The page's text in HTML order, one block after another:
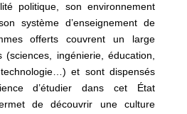
politique, son environnement
système d’enseignement de
offerts couvrent un large
ingénierie, éducation,
et sont dispensés
d’étudier dans cet État
de découvrir une culture